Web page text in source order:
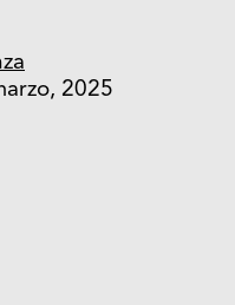
2025